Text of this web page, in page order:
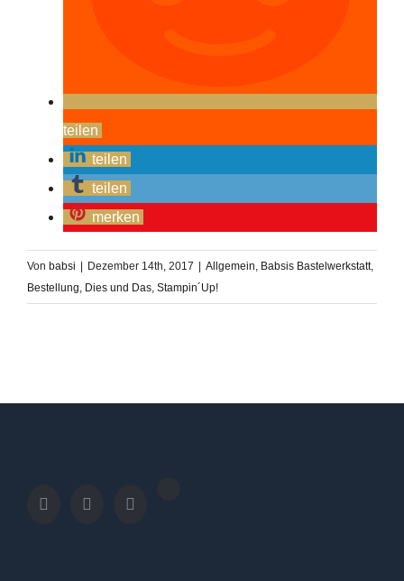
teilen
teilen
teilen
merken
Von babsi | Dezember 14th, 2017 | Allgemein Babsis Bastelwerkstatt,
Bestellung Dies und Das Stampin´Up!